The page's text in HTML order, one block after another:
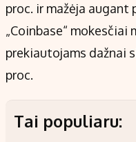
proc. ir mažėja
„Coinbase“ mokesčiai
prekiautojams dažnai
proc.
Tai populiaru: